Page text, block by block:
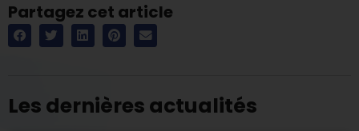
Partagez cet article
Les dernières actualités